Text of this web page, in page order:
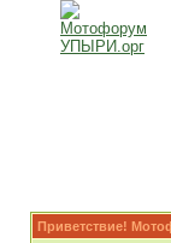
Приветствие!